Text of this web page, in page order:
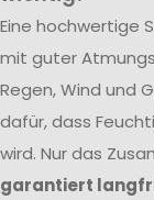
Eine hochwertige
mit guter
Regen, Wind und
dafür, dass
wird. Nur das
garantiert